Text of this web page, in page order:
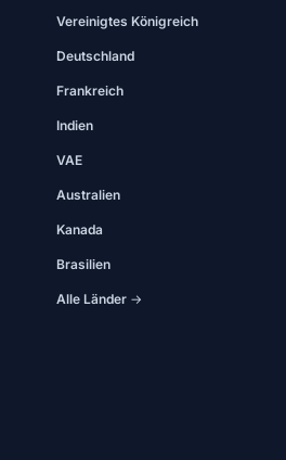
Vereinigtes Königreich
Deutschland
Frankreich
Indien
VAE
Australien
Kanada
Brasilien
Alle Länder →